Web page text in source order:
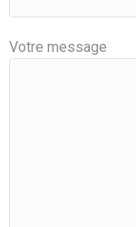
Votre message